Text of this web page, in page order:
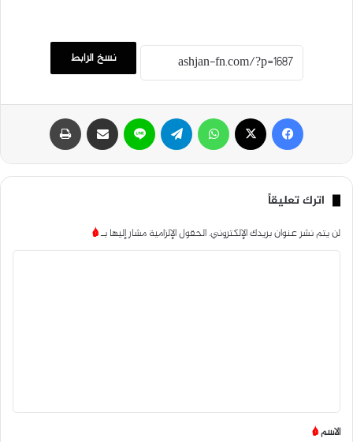
نسخ الرابط
اترك تعليقاً
لن يتم نشر عنوان بريدك الإلكتروني.الحقول الإلزامية مشار إليها بـ*
*
الاسم*